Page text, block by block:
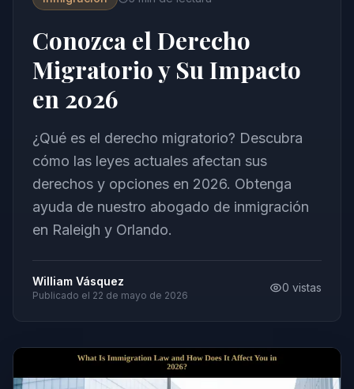
Conozca el Derecho
Migratorio y Su Impacto
en 2026
¿Qué es el derecho migratorio? Descubra
cómo las leyes actuales afectan sus
derechos y opciones en 2026. Obtenga
ayuda de nuestro abogado de inmigración
en Raleigh y Orlando.
William Vásquez
Publicado el 22 de mayo de 2026
0 vistas